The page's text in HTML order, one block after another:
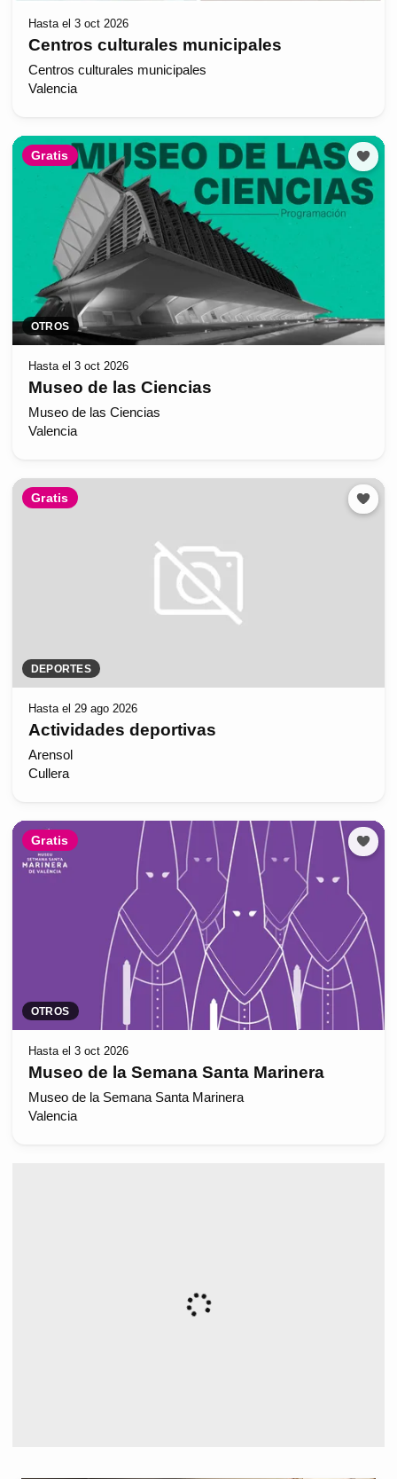
Hasta el 3 oct 2026
Centros culturales municipales
Centros culturales municipales
Valencia
Gratis
OTROS
Hasta el 3 oct 2026
Museo de las Ciencias
Museo de las Ciencias
Valencia
Gratis
DEPORTES
Hasta el 29 ago 2026
Actividades deportivas
Arensol
Cullera
Gratis
OTROS
Hasta el 3 oct 2026
Museo de la Semana Santa Marinera
Museo de la Semana Santa Marinera
Valencia